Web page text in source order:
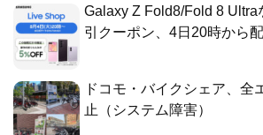
Galaxy Z Fold8/Fold 8 Ultra
引クーポン、4日20時から
ドコモ・バイクシェア、全
止（システム障害）